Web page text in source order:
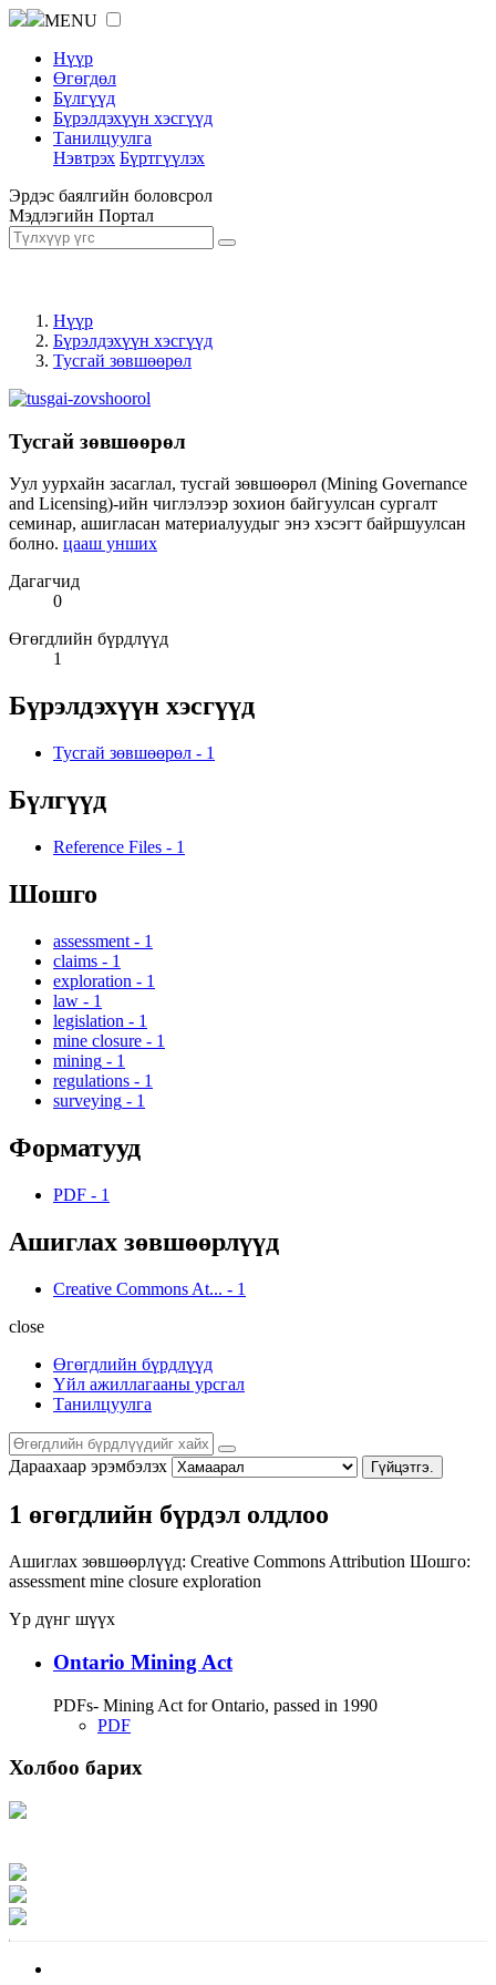
MENU
Нүүр
Өгөгдөл
Бүлгүүд
Бүрэлдэхүүн хэсгүүд
Танилцуулга
Нэвтрэх Бүртгүүлэх
Эрдэс баялгийн боловсрол
Мэдлэгийн Портал
Нүүр
Бүрэлдэхүүн хэсгүүд
Тусгай зөвшөөрөл
Тусгай зөвшөөрөл
Уул уурхайн засаглал, тусгай зөвшөөрөл (Mining Governance
and Licensing)-ийн чиглэлээр зохион байгуулсан сургалт
семинар, ашигласан материалуудыг энэ хэсэгт байршуулсан
болно. цааш унших
Дагагчид
0
Өгөгдлийн бүрдлүүд
1
Бүрэлдэхүүн хэсгүүд
Тусгай зөвшөөрөл - 1
Бүлгүүд
Reference Files - 1
Шошго
assessment - 1
claims - 1
exploration - 1
law - 1
legislation - 1
mine closure - 1
mining - 1
regulations - 1
surveying - 1
Форматууд
PDF - 1
Ашиглах зөвшөөрлүүд
Creative Commons At... - 1
close
Өгөгдлийн бүрдлүүд
Үйл ажиллагааны урсгал
Танилцуулга
Дараахаар эрэмбэлэх Гүйцэтгэ.
1 өгөгдлийн бүрдэл олдлоо
Ашиглах зөвшөөрлүүд: Creative Commons Attribution Шошго:
assessment mine closure exploration
Үр дүнг шүүх
Ontario Mining Act
PDFs- Mining Act for Ontario, passed in 1990
PDF
Холбоо барих